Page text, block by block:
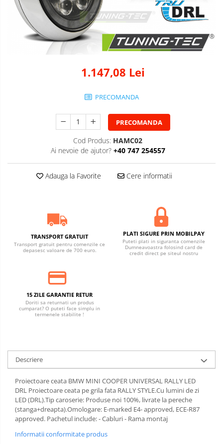
1.147,08 Lei
PRECOMANDA
PRECOMANDA
Cod Produs: HAMC02
Ai nevoie de ajutor? +40 747 254557
Adauga la Favorite Cere informatii
TRANSPORT GRATUIT
Transport gratuit pentru comenzile ce
depasesc valoare de 700 euro.
PLATI SIGURE PRIN MOBILPAY
Puteti plati in siguranta comenzile
Dumneavoastra folosind card de
credit direct pe siteul nostru
15 ZILE GARANTIE RETUR
Doriti sa returnati un produs
cumparat? O puteti face simplu in
termenele stabilite !
Descriere
Proiectoare ceata BMW MINI COOPER UNIVERSAL RALLY LED
DRL Proiectoare ceata pe grila fata RALLY STYLE.Cu lumini de zi
LED (DRL).Tip caroserie: Produse noi 100%, livrate la pereche
(stanga+dreapta).Omologare: E-marked E4- approved, ECE-R87
approved. Pachetul include: - Cabluri - Rama montaj
Informatii conformitate produs